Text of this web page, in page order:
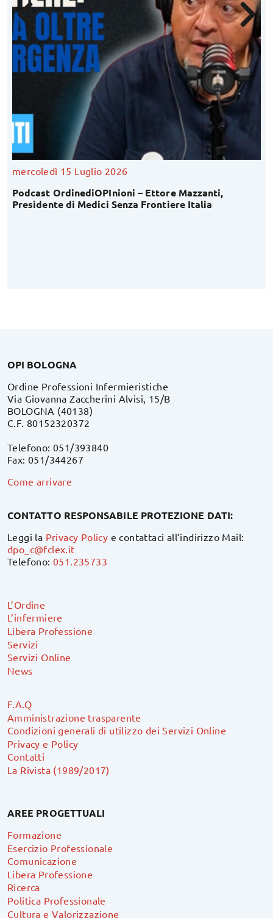
mercoledì 15 Luglio 2026
Podcast OrdinediOPInioni – Ettore Mazzanti,
Presidente di Medici Senza Frontiere Italia
OPI BOLOGNA
Ordine Professioni Infermieristiche
Via Giovanna Zaccherini Alvisi, 15/B
BOLOGNA (40138)
C.F. 80152320372
Telefono: 051/393840
Fax: 051/344267
Come arrivare
CONTATTO RESPONSABILE PROTEZIONE DATI:
Leggi la Privacy Policy e contattaci all’indirizzo Mail:
dpo_c@fclex.it
Telefono:051.235733
L’Ordine
L’infermiere
Libera Professione
Servizi
Servizi Online
News
F.A.Q
Amministrazione trasparente
Condizioni generali di utilizzo dei Servizi Online
Privacy e Policy
Contatti
La Rivista (1989/2017)
AREE PROGETTUALI
Formazione
Esercizio Professionale
Comunicazione
Libera Professione
Ricerca
Politica Professionale
Cultura e Valorizzazione